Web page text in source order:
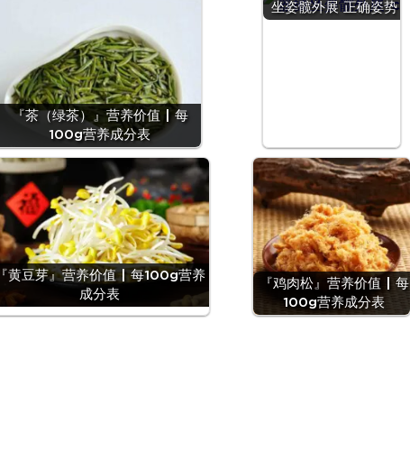
『茶（绿茶）』营养价值 | 每
100g营养成分表
坐姿髋外展 正确姿势
『黄豆芽』营养价值 | 每100g营养
成分表
『鸡肉松』营养价值 | 每
100g营养成分表